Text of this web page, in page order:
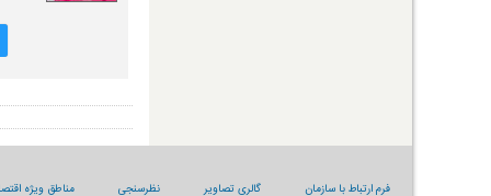
فرم ارتباط با سازمان گالری تصاویر نظرسنجی مناطق ویژه